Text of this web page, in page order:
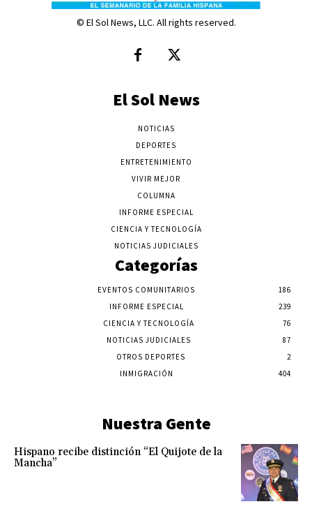
© El Sol News, LLC. All rights reserved.
El Sol News
NOTICIAS
DEPORTES
ENTRETENIMIENTO
VIVIR MEJOR
COLUMNA
INFORME ESPECIAL
CIENCIA Y TECNOLOGÍA
NOTICIAS JUDICIALES
Categorías
EVENTOS COMUNITARIOS
186
INFORME ESPECIAL
239
CIENCIA Y TECNOLOGÍA
76
NOTICIAS JUDICIALES
87
OTROS DEPORTES
2
INMIGRACIÓN
404
Nuestra Gente
Hispano recibe distinción “El Quijote de la
Mancha”